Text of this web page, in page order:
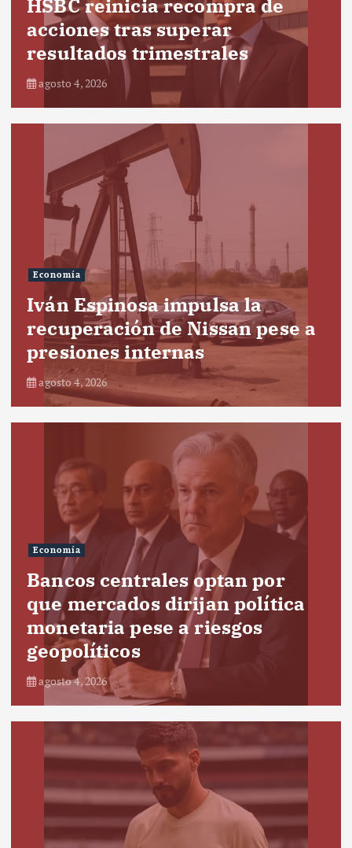
HSBC reinicia recompra de
acciones tras superar
resultados trimestrales
agosto 4, 2026
Economía
Iván Espinosa impulsa la
recuperación de Nissan pese a
presiones internas
agosto 4, 2026
Economía
Bancos centrales optan por
que mercados dirijan política
monetaria pese a riesgos
geopolíticos
agosto 4, 2026